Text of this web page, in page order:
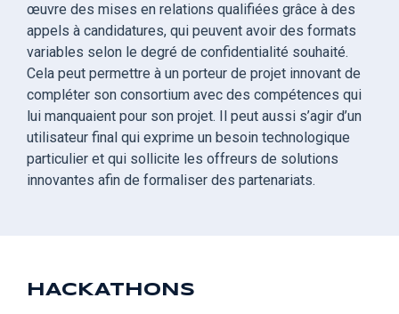
œuvre des mises en relations qualifiées grâce à des
appels à candidatures, qui peuvent avoir des formats
variables selon le degré de confidentialité souhaité.
Cela peut permettre à un porteur de projet innovant de
compléter son consortium avec des compétences qui
lui manquaient pour son projet. Il peut aussi s’agir d’un
utilisateur final qui exprime un besoin technologique
particulier et qui sollicite les offreurs de solutions
innovantes afin de formaliser des partenariats.
HACKATHONS